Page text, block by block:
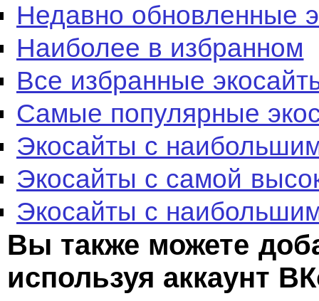
Недавно обновленные
Наиболее в избранном
Все избранные
Самые популярные
Экосайты с
Экосайты с самой
Экосайты с
Вы также можете
используя аккаунт